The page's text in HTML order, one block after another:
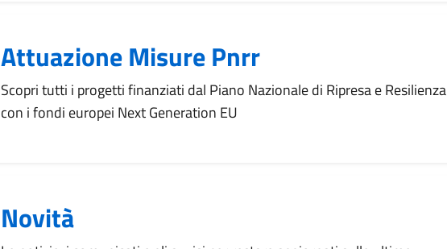
Attuazione Misure Pnrr
Scopri tutti i progetti finanziati dal Piano Nazionale di Ripresa e Resilienza
con i fondi europei Next Generation EU
Novità